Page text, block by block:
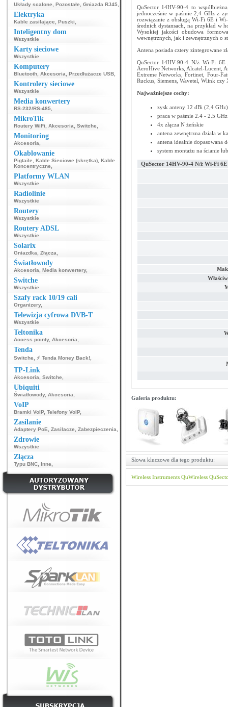
Układy scalone Pozostałe Gniazda RJ45
Elektryka
Kable zasilające Puszki
Inteligentny dom
Wszystkie
Karty sieciowe
Wszystkie
Komputery
Bluetooth Akcesoria Przedłużacze USB
Kontrolery sieciowe
Wszystkie
Media konwertery
RS-232/RS-485
MikroTik
Routery WiFi Akcesoria Switche
Monitoring
Akcesoria
Okablowanie
Pigtaile Kable Sieciowe (skrętka) Kable
Koncentryczne
Platformy WLAN
Wszystkie
Radiolinie
Wszystkie
Routery
Wszystkie
Routery ADSL
Wszystkie
Solarix
Gniazdka Złącza
Światłowody
Akcesoria Media konwertery,
Switche
Wszystkie
Szafy rack 10/19 cali
Organizery,
Telewizja cyfrowa DVB-T
Wszystkie
Teltonika
Access pointy, Akcesoria
Tenda
Switche ⚡ Tenda Money Back!
TP-Link
Akcesoria Switche
Ubiquiti
Światłowody, Akcesoria
VoIP
Bramki VoIP, Telefony VoIP,
Zasilanie
Adaptery PoE Zasilacze Zabezpieczenia
Zdrowie
Wszystkie
Złącza
Typu BNC Inne
QuSector 14HV-90-4 to
jednocześnie w paśmie 2,4 GHz z
rozwiązanie z obsługą Wi-Fi 6E i
średnich dystansach, na przykład w
Wysokiej jakości obudowa
wewnętrznych, jak i zewnętrznych o
Antena posiada cztery zintegrowane
QuSector 14HV-90-4 N/ż Wi-Fi 6E
AeroHive Networks, Alcatel-Lucent,
Extreme Networks, Fortinet, Four-
Ruckus, Siemens, Wavetel, Wlink czy
Najważniejsze cechy:
zysk anteny 12 dBi (2,4
praca w paśmie 2.4 - 2.5
4x złącza N żeńskie
antena zewnętrzna działa w
antena idealnie dopasowana
system montażu na ścianie
QuSector 14HV-90-4 N/ż Wi-Fi
Galeria produktu:
Słowa kluczowe dla tego produktu:
Wireless Instruments QuWireless